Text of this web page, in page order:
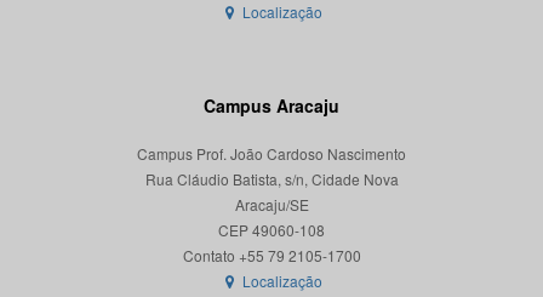
Localização
Campus Aracaju
Campus Prof. João Cardoso Nascimento
Rua Cláudio Batista, s/n, Cidade Nova
Aracaju/SE
CEP 49060-108
Localização